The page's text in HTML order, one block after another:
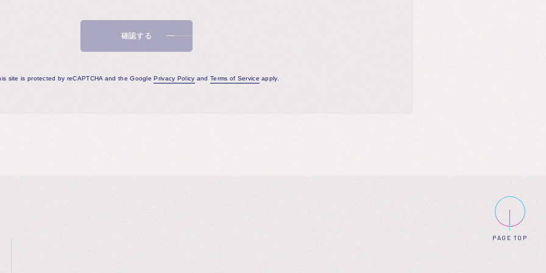
確認する
site is protected by reCAPTCHA and the GooglePrivacy Policy andTerms of Service apply.
PAGE TOP